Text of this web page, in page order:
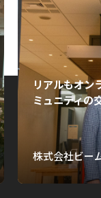
リアルもオン
ミュニティの
株式会社ビー